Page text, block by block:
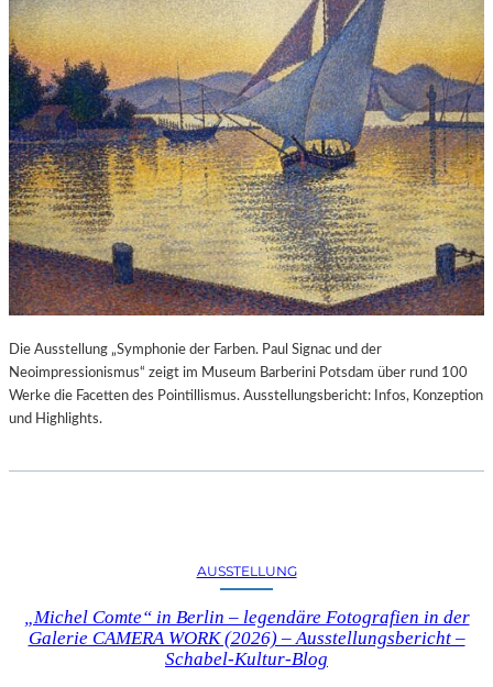
Die Ausstellung „Symphonie der Farben. Paul Signac und der
Neoimpressionismus“ zeigt im Museum Barberini Potsdam über rund 100
Werke die Facetten des Pointillismus. Ausstellungsbericht: Infos, Konzeption
und Highlights.
AUSSTELLUNG
„Michel Comte“ in Berlin – legendäre Fotografien in der
Galerie CAMERA WORK (2026) – Ausstellungsbericht –
Schabel-Kultur-Blog